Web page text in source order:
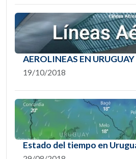
AEROLINEAS EN URUGUAY
19/10/2018
Estado del tiempo en